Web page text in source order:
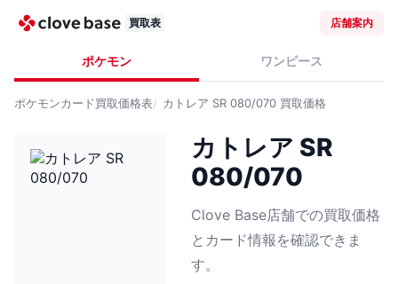
買取表 店舗案内
ポケモン ワンピース
ポケモンカード買取価格表 カトレア SR 080/070 買取価格
カトレア SR
080/070
Clove Base店舗での買取価格
とカード情報を確認できま
す。